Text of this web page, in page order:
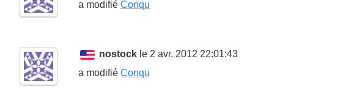
a modifié Conqu
nostock le 2 avr. 2012 22:01:43
a modifié Conqu